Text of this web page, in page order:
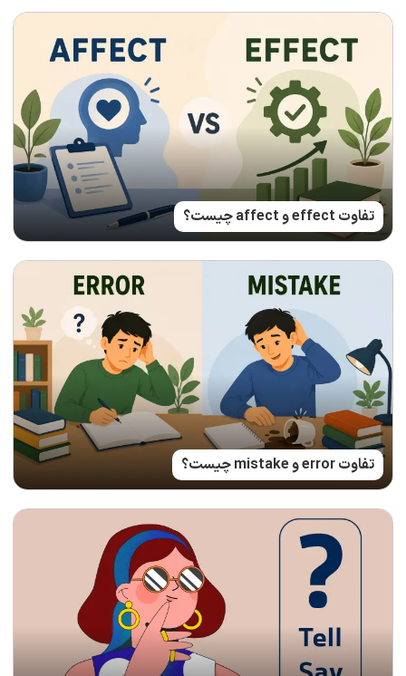
تفاوت effect و affect چیست؟
تفاوت error و mistake چیست؟